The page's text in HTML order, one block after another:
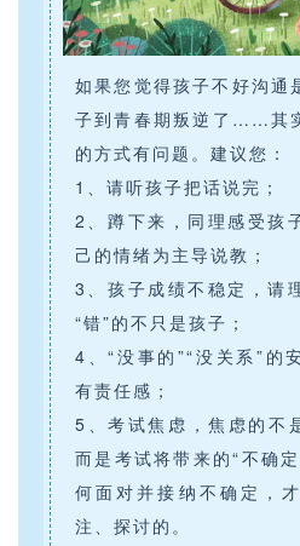
如果您觉得孩子不好沟通
子到青春期叛逆了……其
的方式有问题。建议您：
1、请听孩子把话说完；
2、蹲下来，同理感受孩
己的情绪为主导说教；
3、孩子成绩不稳定，请
“错”的不只是孩子；
4、“没事的”“没关系”的
有责任感；
5、考试焦虑，焦虑的不
而是考试将带来的“不确
何面对并接纳不确定，
注、探讨的。